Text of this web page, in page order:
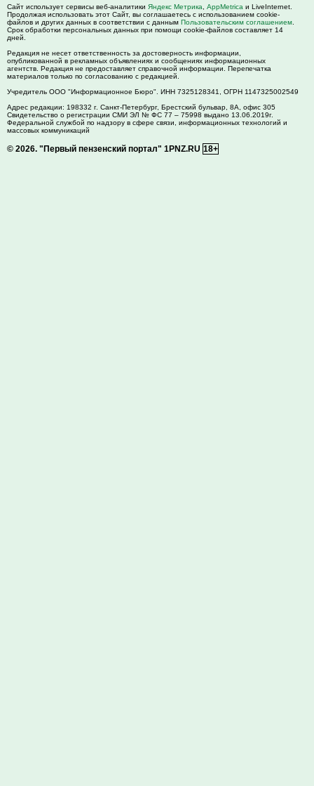
Сайт использует сервисы веб-аналитики Яндекс Метрика AppMetrica и LiveInternet.
Продолжая использовать этот Сайт, вы соглашаетесь с использованием cookie-
файлов и других данных в соответствии с данным Пользовательским соглашением
Срок обработки персональных данных при помощи cookie-файлов составляет 14
дней.
Редакция не несет ответственность за достоверность информации,
опубликованной в рекламных объявлениях и сообщениях информационных
агентств. Редакция не предоставляет справочной информации. Перепечатка
материалов только по согласованию с редакцией.
Учредитель ООО "Информационное Бюро". ИНН 7325128341, ОГРН 1147325002549
Адрес редакции: 198332 г. Санкт-Петербург, Брестский бульвар, 8А, офис 305
Свидетельство о регистрации СМИ ЭЛ № ФС 77 – 75998 выдано 13.06.2019г.
Федеральной службой по надзору в сфере связи, информационных технологий и
массовых коммуникаций
© 2026. "Первый пензенский портал" 1PNZ.RU 18+